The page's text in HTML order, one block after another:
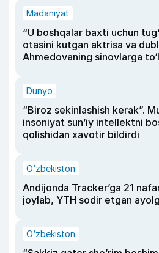
Madaniyat
“U boshqalar baxti uchun
otasini kutgan aktrisa va
Ahmedovaning sinovlarga
Dunyo
“Biroz sekinlashish kerak”.
insoniyat sun’iy intellektni
qolishidan xavotir bildirdi
O‘zbekiston
Andijonda Tracker’ga 21
joylab, YTH sodir etgan
O‘zbekiston